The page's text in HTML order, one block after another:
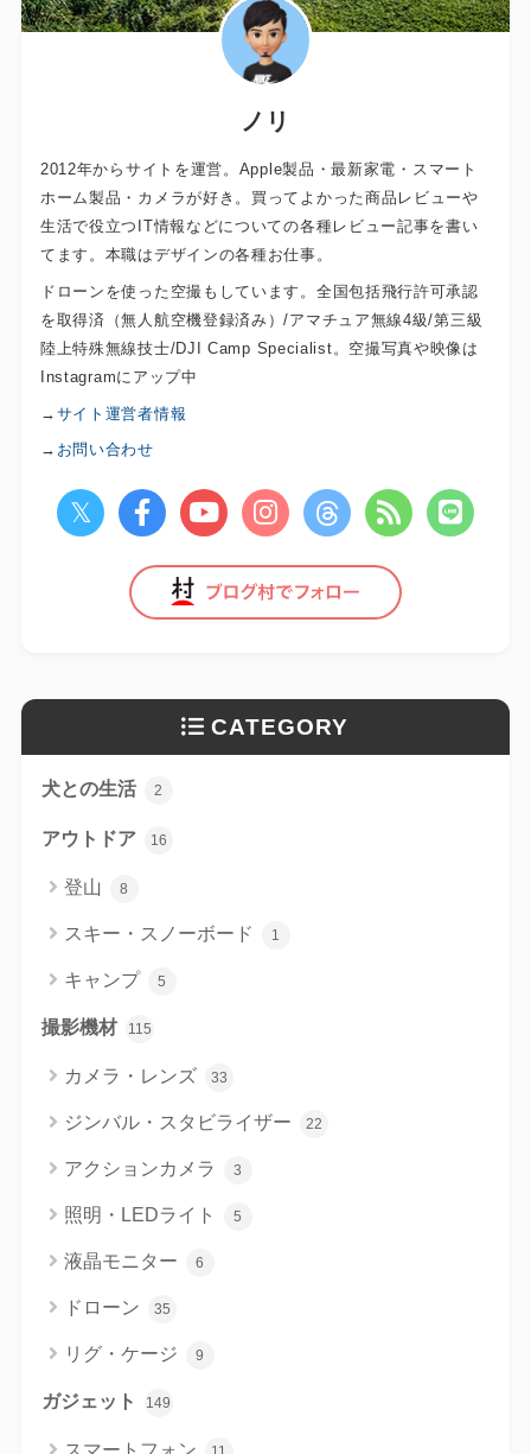
ノリ
2012年からサイトを運営。Apple製品・最新家電・スマート
ホーム製品・カメラが好き。買ってよかった商品レビューや
生活で役立つIT情報などについての各種レビュー記事を書い
てます。本職はデザインの各種お仕事。
ドローンを使った空撮もしています。全国包括飛行許可承認
を取得済（無人航空機登録済み）/アマチュア無線4級/第三級
陸上特殊無線技士/DJI Camp Specialist。空撮写真や映像は
Instagramにアップ中
→ サイト運営者情報
→ お問い合わせ
CATEGORY
犬との生活 2
アウトドア 16
登山 8
スキー・スノーボード 1
キャンプ 5
撮影機材 115
カメラ・レンズ 33
ジンバル・スタビライザー 22
アクションカメラ 3
照明・LEDライト 5
液晶モニター 6
ドローン 35
リグ・ケージ 9
ガジェット 149